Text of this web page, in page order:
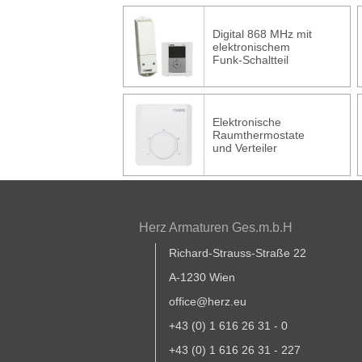
Digital 868 MHz mit
elektronischem
Funk-Schaltteil
Elektronische
Raumthermostate
und Verteiler
Herz Armaturen Ges.m.b.H
Richard-Strauss-Straße 22
A-1230 Wien
office@herz.eu
+43 (0) 1 616 26 31 - 0
+43 (0) 1 616 26 31 - 227